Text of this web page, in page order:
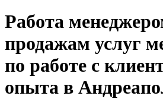
Работа
продажам услуг
по работе с
опыта в